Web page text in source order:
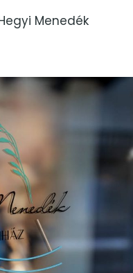
Menedék